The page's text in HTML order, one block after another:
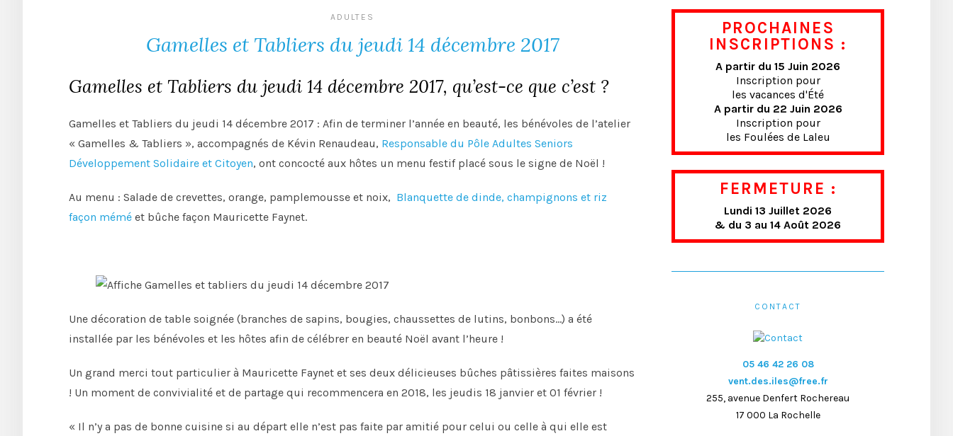
ADULTES
Gamelles et Tabliers du jeudi 14 décembre 2017
Gamelles et Tabliers du jeudi 14 décembre 2017, qu’est-ce que c’est ?
Gamelles et Tabliers du jeudi 14 décembre 2017 : Afin de terminer l’année en beauté, les bénévoles de l’atelier
« Gamelles & Tabliers », accompagnés de Kévin Renaudeau, Responsable du Pôle Adultes Seniors
Développement Solidaire et Citoyen, ont concocté aux hôtes un menu festif placé sous le signe de Noël !
Au menu : Salade de crevettes, orange, pamplemousse et noix, Blanquette de dinde, champignons et riz
façon mémé et bûche façon Mauricette Faynet.
Une décoration de table soignée (branches de sapins, bougies, chaussettes de lutins, bonbons…) a été
installée par les bénévoles et les hôtes afin de célébrer en beauté Noël avant l’heure !
Un grand merci tout particulier à Mauricette Faynet et ses deux délicieuses bûches pâtissières faites maisons
! Un moment de convivialité et de partage qui recommencera en 2018, les jeudis 18 janvier et 01 février !
« Il n’y a pas de bonne cuisine si au départ elle n’est pas faite par amitié pour celui ou celle à qui elle est
PROCHAINES
INSCRIPTIONS :
A partir du 15 Juin 2026
Inscription pour
les vacances d'Été
A partir du 22 Juin 2026
Inscription pour
les Foulées de Laleu
FERMETURE :
Lundi 13 Juillet 2026
& du 3 au 14 Août 2026
CONTACT
05 46 42 26 08
vent.des.iles@free.fr
255, avenue Denfert Rochereau
17 000 La Rochelle